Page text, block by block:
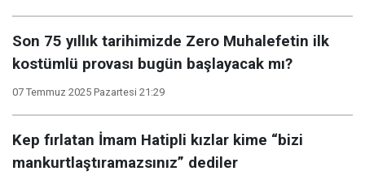
Son 75 yıllık tarihimizde Zero Muhalefetin ilk
kostümlü provası bugün başlayacak mı?
07 Temmuz 2025 Pazartesi 21:29
Kep fırlatan İmam Hatipli kızlar kime “bizi
mankurtlaştıramazsınız” dediler